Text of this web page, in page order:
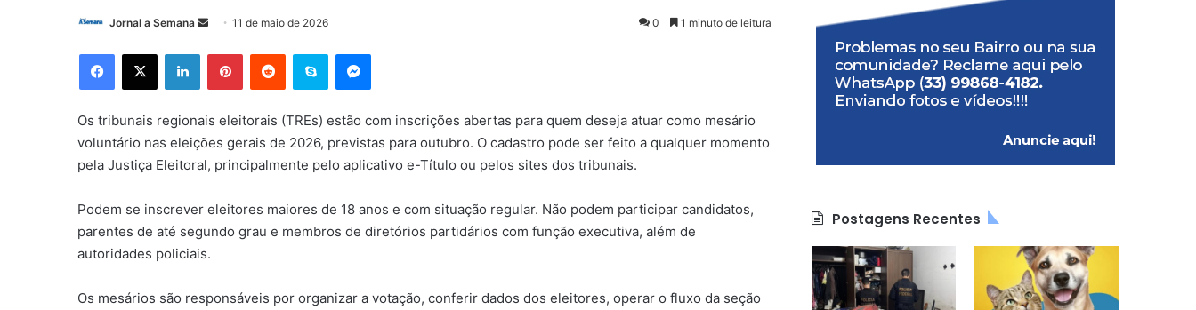
Jornal a Semana
Mande
mail
11 de maio de 2026 0 1 minuto de leitura
Facebook
X LinkedinPinterestReddit Skype Messenger
Os tribunais regionais eleitorais (TREs) estão com inscrições abertas para quem deseja atuar como mesário
voluntário nas eleições gerais de 2026, previstas para outubro. O cadastro pode ser feito a qualquer momento
pela Justiça Eleitoral, principalmente pelo aplicativo e-Título ou pelos sites dos tribunais.
Podem se inscrever eleitores maiores de 18 anos e com situação regular. Não podem participar candidatos,
parentes de até segundo grau e membros de diretórios partidários com função executiva, além de
autoridades policiais.
Os mesários são responsáveis por organizar a votação, conferir dados dos eleitores, operar o fluxo da seção
Postagens Recentes